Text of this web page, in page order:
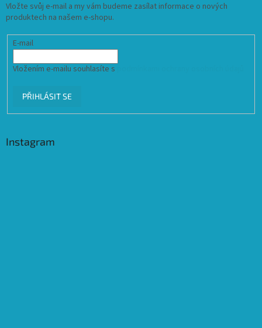
Vložte svůj e-mail a my vám budeme zasílat informace o nových
produktech na našem e-shopu.
E-mail
Vložením e-mailu souhlasíte s
PŘIHLÁSIT SE
Instagram